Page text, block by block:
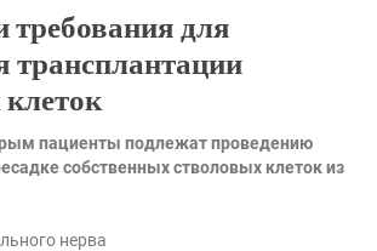
требования для
трансплантации
пациенты подлежат проведению
собственных стволовых клеток из
нерва